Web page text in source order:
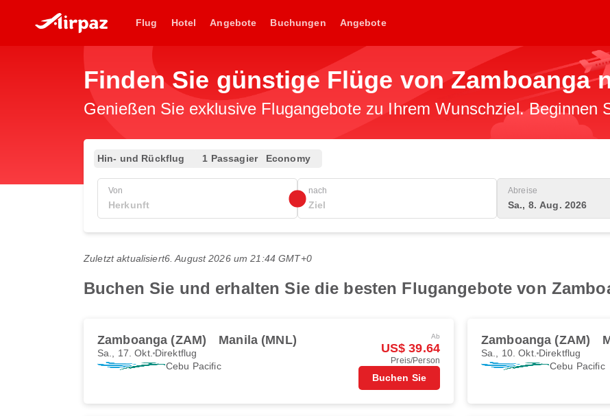
Flug Hotel Angebote Buchungen Angebote
Finden Sie günstige Flüge von Zamboanga
Genießen Sie exklusive Flugangebote zu Ihrem Wunschziel. Beginnen
Hin- und Rückflug 1 Passagier Economy
Von nach Abreise
Sa., 8. Aug. 2026
Zuletzt aktualisiert6. August 2026 um 21:44 GMT+0
Buchen Sie und erhalten Sie die besten Flugangebote von
Zamboanga (ZAM) Manila (MNL)
Sa., 17. Okt. Direktflug
Cebu Pacific
Ab
US$ 39.64
Preis/Person
Buchen Sie
Zamboanga (ZAM)
Sa., 10. Okt. Direktflug
Cebu Pacific